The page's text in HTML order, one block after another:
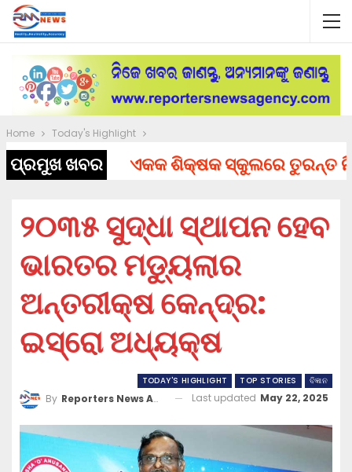
Home Today's Highlight
ପ୍ରମୁଖ ଖବରଏକକ ଶିକ୍ଷକ ସ୍କୁଲରେ ତୁରନ୍ତ
୨୦୩୫ ସୁଦ୍ଧା ସ୍ଥାପନ ହେବ
ଭାରତର ମଡ୍ୟୁଲାର
ଅନ୍ତରୀକ୍ଷ କେନ୍ଦ୍ର:
ଇସ୍ରୋ ଅଧ୍ୟକ୍ଷ
TODAY'S HIGHLIGHT TOP STORIES ବିଜ୍ଞାନ
By Reporters News Agency Last updated May 22, 2025